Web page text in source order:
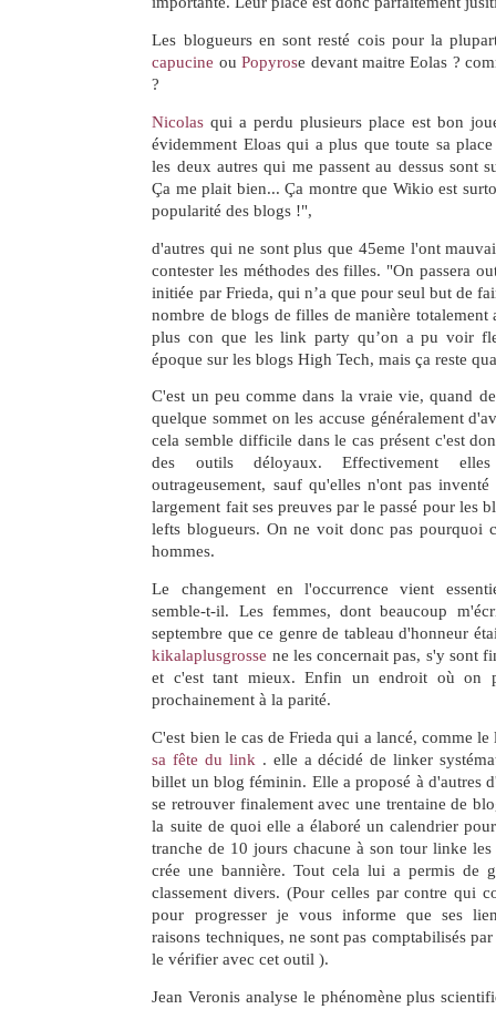
Les blogueurs en sont resté cois pour la
capucine ouPopyrose devant maitre Eolas ?
?
Nicolas qui a perdu plusieurs place est bon
évidemment Eloas qui a plus que toute sa
les deux autres qui me passent au dessus sont
Ça me plait bien... Ça montre que Wikio est
popularité des blogs !",
d'autres qui ne sont plus que 45eme l'ont
contester les méthodes des filles. "On passera
initiée par Frieda, qui n’a que pour seul but de
nombre de blogs de filles de manière totalement
plus con que les link party qu’on a pu voir
époque sur les blogs High Tech, mais ça reste
C'est un peu comme dans la vraie vie, quand
quelque sommet on les accuse généralement
cela semble difficile dans le cas présent c'est
des outils déloyaux. Effectivement
outrageusement, sauf qu'elles n'ont pas
largement fait ses preuves par le passé pour les
lefts blogueurs. On ne voit donc pas pourquoi
hommes.
Le changement en l'occurrence vient
semble-t-il. Les femmes, dont beaucoup
septembre que ce genre de tableau d'honneur
kikalaplusgrosse ne les concernait pas, s'y sont
et c'est tant mieux. Enfin un endroit où on
prochainement à la parité.
C'est bien le cas de Frieda qui a lancé, comme
sa fête du link. elle a décidé de linker
billet un blog féminin. Elle a proposé à d'autres
se retrouver finalement avec une trentaine de
la suite de quoi elle a élaboré un calendrier
tranche de 10 jours chacune à son tour linke les
crée une bannière. Tout cela lui a permis de
classement divers. (Pour celles par contre qui
pour progresser je vous informe que ses
raisons techniques, ne sont pas comptabilisés
le vérifier avec cet outil ).
Jean Veronis analyse le phénomène plus